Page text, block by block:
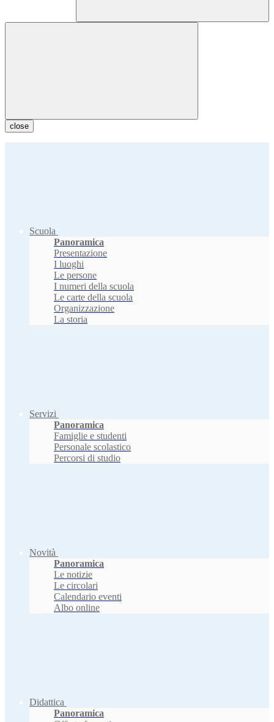
close
Scuola
Panoramica
Presentazione
I luoghi
Le persone
I numeri della scuola
Le carte della scuola
Organizzazione
La storia
Servizi
Panoramica
Famiglie e studenti
Personale scolastico
Percorsi di studio
Novità
Panoramica
Le notizie
Le circolari
Calendario eventi
Albo online
Didattica
Panoramica